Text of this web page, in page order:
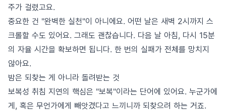
주가 걸렸고요.
중요한 건 "완벽한 실천"이 아니에요. 어떤 날은 새벽 2시까지 스
크롤할 수도 있어요. 그래도 괜찮습니다. 다음 날 아침, 다시 15분
의 자율 시간을 확보하면 됩니다. 한 번의 실패가 전체를 망치지
않아요.
밤은 되찾는 게 아니라 돌려받는 것
보복성 취침 지연의 핵심은 "보복"이라는 단어에 있어요. 누군가에
게, 혹은 무언가에게 빼앗겼다고 느끼니까 되찾으려 하는 거죠.